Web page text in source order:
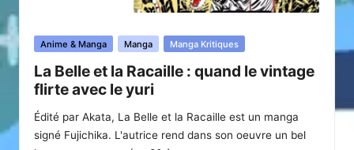
Posted
Anime & Manga Manga Manga Kritiques
La Belle et la Racaille : quand le vintage
flirte avec le yuri
Édité par Akata, La Belle et la Racaille est un manga
signé Fujichika. L'autrice rend dans son oeuvre un bel